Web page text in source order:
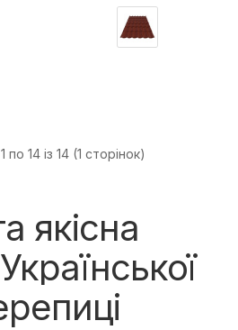
по 14 із 14 (1 сторінок)
якісна